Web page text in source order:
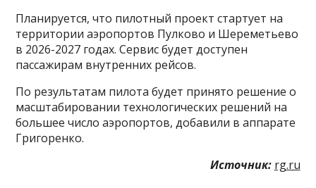
Планируется, что пилотный проект стартует на
территории аэропортов Пулково и Шереметьево
в 2026-2027 годах. Сервис будет доступен
пассажирам внутренних рейсов.
По результатам пилота будет принято решение о
масштабировании технологических решений на
большее число аэропортов, добавили в аппарате
Григоренко.
Источник: rg.ru